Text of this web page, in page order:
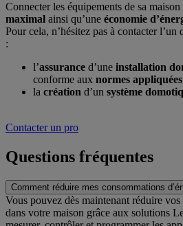
Connecter les équipements de sa
maximal ainsi qu’une économie
Pour cela, n’hésitez pas à contacter l’un
:
l’assurance d’une installation
conforme aux normes appliquées
la création d’un système
Contacter un pro
Questions fréquentes
Comment réduire mes consommations
Vous pouvez dès maintenant réduire
dans votre maison grâce aux solutions